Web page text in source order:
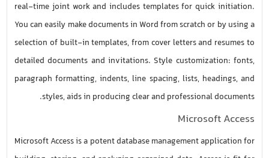
real-time joint work and includes templates for quick initiation.
You can easily make documents in Word from scratch or by using a
selection of built-in templates, from cover letters and resumes to
detailed documents and invitations. Style customization: fonts,
paragraph formatting, indents, line spacing, lists, headings, and
styles, aids in producing clear and professional documents.
Microsoft Access
Microsoft Access is a potent database management application for